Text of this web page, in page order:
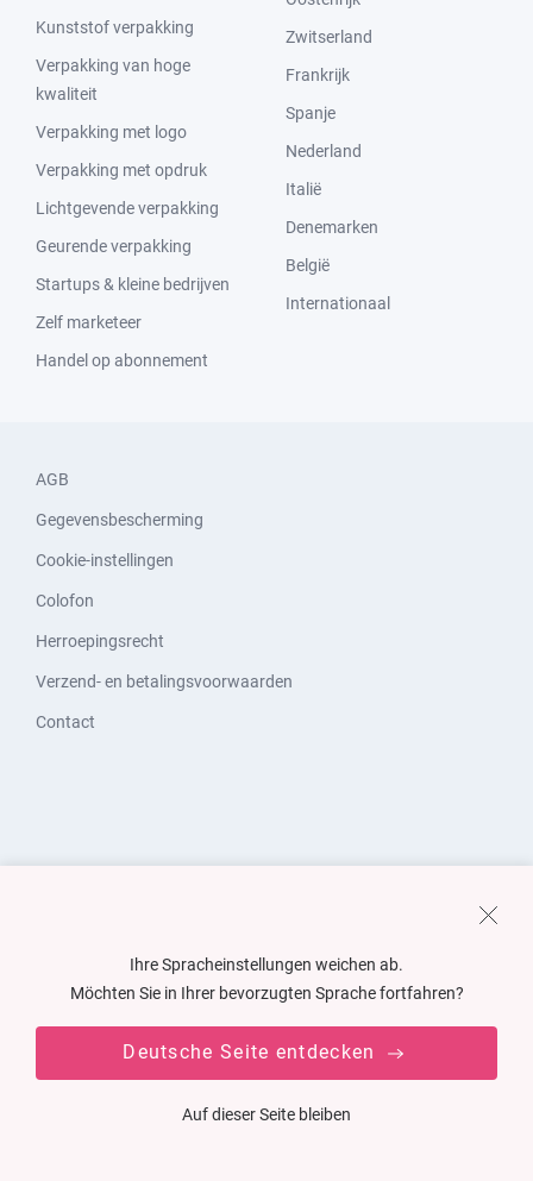
Kunststof verpakking
Verpakking van hoge
kwaliteit
Verpakking met logo
Verpakking met opdruk
Lichtgevende verpakking
Geurende verpakking
Startups & kleine bedrijven
Zelf marketeer
Handel op abonnement
Zwitserland
Frankrijk
Spanje
Nederland
Italië
Denemarken
België
Internationaal
AGB
Gegevensbescherming
Cookie-instellingen
Colofon
Herroepingsrecht
Verzend- en betalingsvoorwaarden
Contact
Ihre Spracheinstellungen weichen ab.
Möchten Sie in Ihrer bevorzugten Sprache fortfahren?
Deutsche Seite entdecken
Auf dieser Seite bleiben